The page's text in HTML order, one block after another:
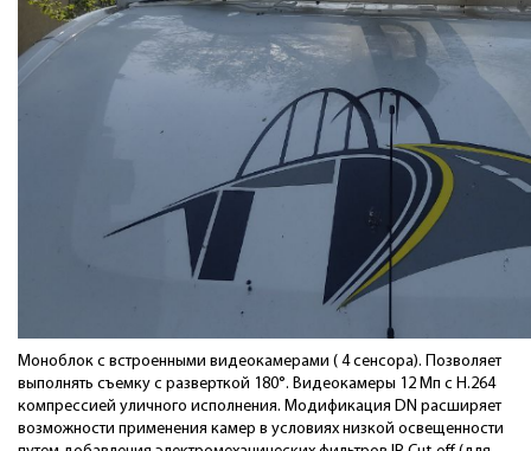
Моноблок с встроенными видеокамерами ( 4 сенсора). Позволяет
выполнять съемку с разверткой 180°. Видеокамеры 12 Мп с H.264
компрессией уличного исполнения. Модификация DN расширяет
возможности применения камер в условиях низкой освещенности